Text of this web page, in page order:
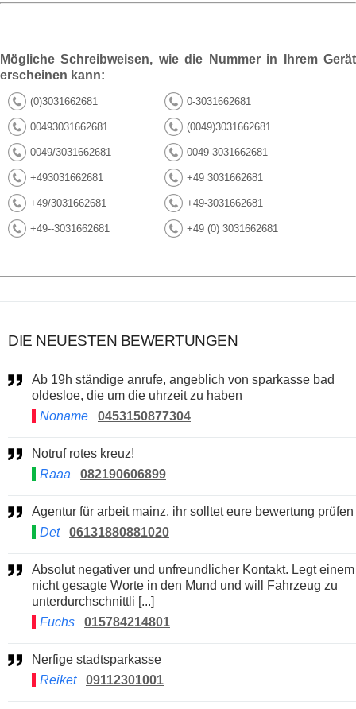
Mögliche Schreibweisen, wie die Nummer in Ihrem Gerät
erscheinen kann:
(0)3031662681 0-3031662681
00493031662681 (0049)3031662681
0049/3031662681 0049-3031662681
+493031662681 +49 3031662681
+49/3031662681 +49-3031662681
+49--3031662681 +49 (0) 3031662681
DIE NEUESTEN BEWERTUNGEN
Ab 19h ständige anrufe, angeblich von sparkasse bad
oldesloe, die um die uhrzeit zu haben
Noname
0453150877304
Notruf rotes kreuz!
Raaa
082190606899
Agentur für arbeit mainz. ihr solltet eure bewertung prüfen
Det
06131880881020
Absolut negativer und unfreundlicher Kontakt. Legt einem
nicht gesagte Worte in den Mund und will Fahrzeug zu
unterdurchschnittli [...]
Fuchs
015784214801
Nerfige stadtsparkasse
Reiket
09112301001